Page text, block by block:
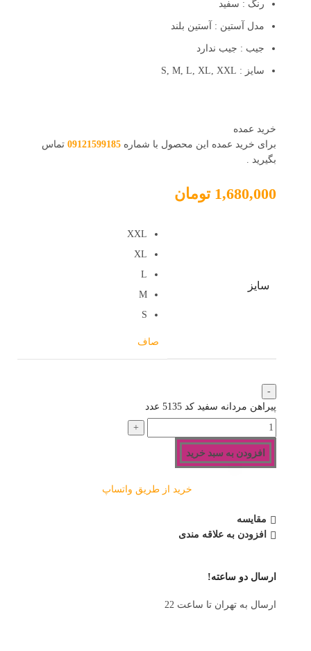
رنگ : سفید
مدل آستین : آستین بلند
جیب : جیب ندارد
سایز : S, M, L, XL, XXL
خرید عمده
برای خرید عمده این محصول با شماره 09121599185 تماس
بگیرید .
1,680,000 تومان
سایز
XXL
XL
L
M
S
صاف
پیراهن مردانه سفید کد 5135 عدد
افزودن به سبد خرید
خرید از طریق واتساپ
مقایسه
افزودن به علاقه مندی
ارسال دو ساعته!
ارسال به تهران تا ساعت 22